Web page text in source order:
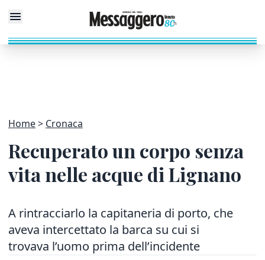
Home Cronaca
Recuperato un corpo senza
vita nelle acque di Lignano
A rintracciarlo la capitaneria di porto, che
aveva intercettato la barca su cui si
trovava l’uomo prima dell’incidente